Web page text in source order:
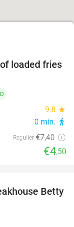
39%
loaded fries
9.8 star
0 min. directions_walk
Regulier €7,40
€4,50
40%
Betty